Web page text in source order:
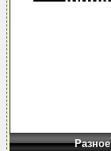
Разное